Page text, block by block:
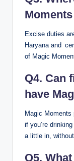
via des
offres
souvent justifiée
contrôle des
désavantage
de paiement
Cette restriction
dépôt afin de
pour les
que légalement
Excise duties
Haryana and
of Magic
Q4. Can
have
Magic Moments
if you’re
a little in,
Q5.